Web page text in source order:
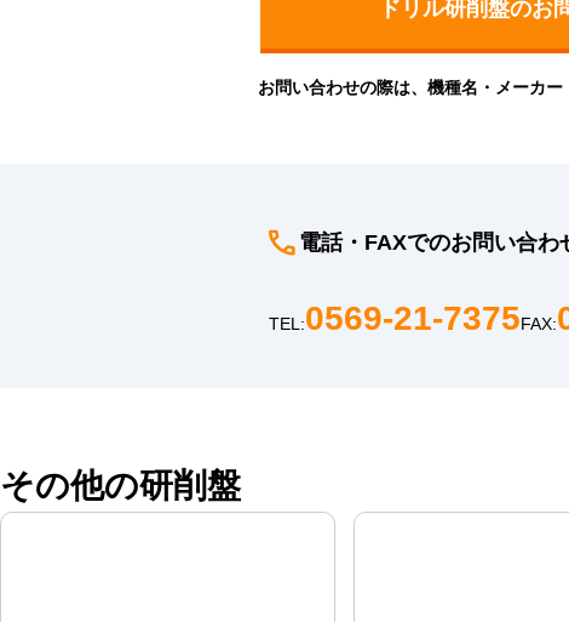
お問い合わせの際は、機種名・メーカー
電話・FAXでのお問い合わ
TEL:0569-21-7375FAX:
その他の研削盤